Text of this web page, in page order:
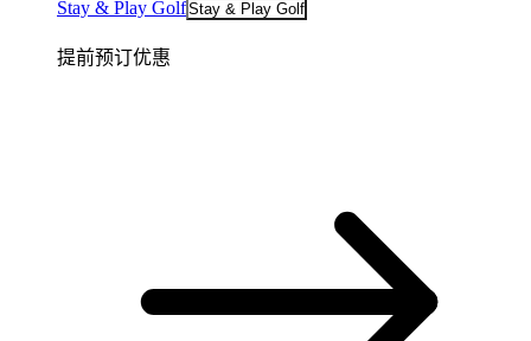
Stay & Play GolfStay & Play Golf
提前预订优惠